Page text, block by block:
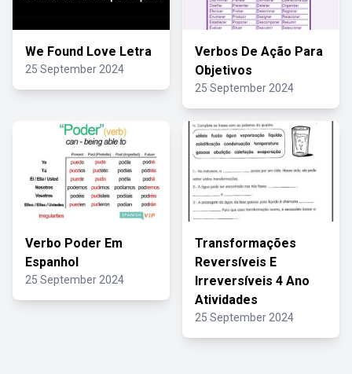
We Found Love Letra
25 September 2024
Verbos De Ação Para
Objetivos
25 September 2024
Verbo Poder Em
Espanhol
25 September 2024
Transformações
Reversíveis E
Irreversíveis 4 Ano
Atividades
25 September 2024